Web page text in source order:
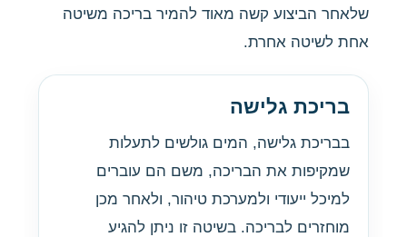
שלאחר הביצוע קשה מאוד להמיר בריכה משיטה
אחת לשיטה אחרת.
בריכת גלישה
בבריכת גלישה, המים גולשים לתעלות
שמקיפות את הבריכה, משם הם עוברים
למיכל ייעודי ולמערכת טיהור, ולאחר מכן
מוחזרים לבריכה. בשיטה זו ניתן להגיע